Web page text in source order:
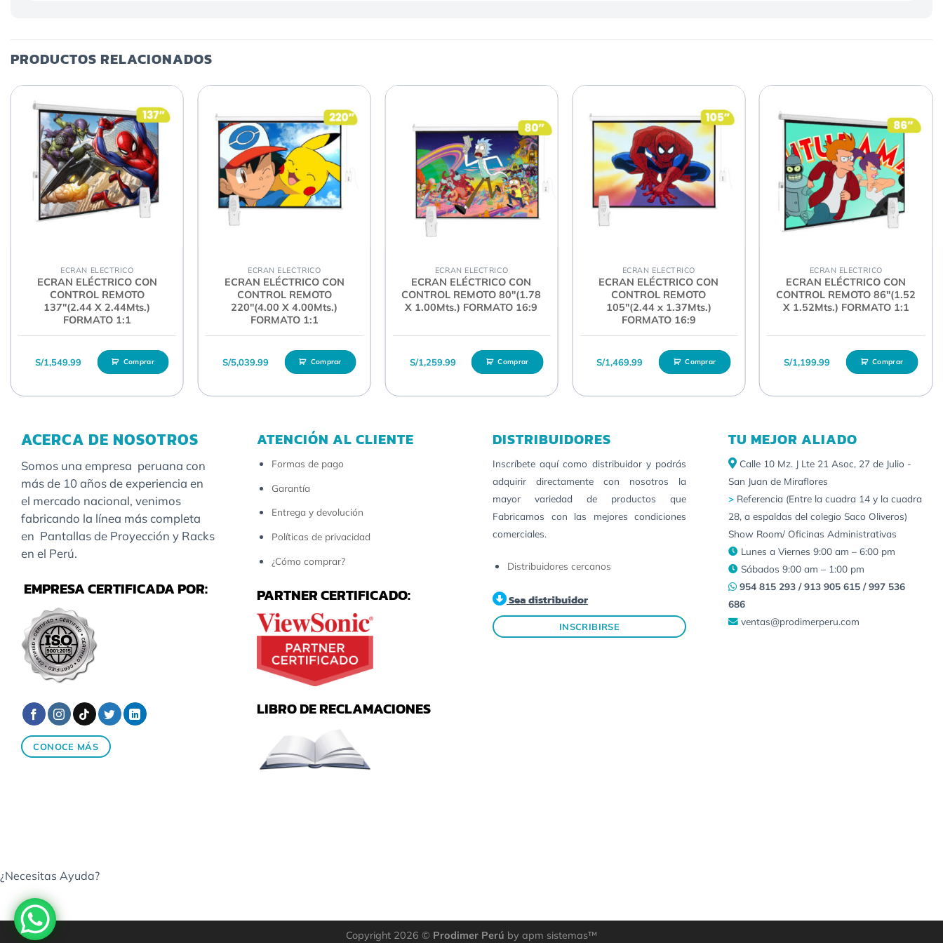
PRODUCTOS RELACIONADOS
ECRAN ELECTRICO
ECRAN ELÉCTRICO CON
CONTROL REMOTO
137″(2.44 X 2.44Mts.)
FORMATO 1:1
S/1,549.99 Comprar
ECRAN ELECTRICO
ECRAN ELÉCTRICO CON
CONTROL REMOTO
220″(4.00 X 4.00Mts.)
FORMATO 1:1
S/5,039.99 Comprar
ECRAN ELECTRICO
ECRAN ELÉCTRICO CON
CONTROL REMOTO 80″(1.78
X 1.00Mts.) FORMATO 16:9
S/1,259.99 Comprar
ECRAN ELECTRICO
ECRAN ELÉCTRICO CON
CONTROL REMOTO
105″(2.44 x 1.37Mts.)
FORMATO 16:9
S/1,469.99 Comprar
ECRAN ELECTRICO
ECRAN ELÉCTRICO CON
CONTROL REMOTO 86″(1.52
X 1.52Mts.) FORMATO 1:1
S/1,199.99 Comprar
ACERCA DE NOSOTROS
Somos una empresa peruana con
más de 10 años de experiencia en
el mercado nacional, venimos
fabricando la línea más completa
en Pantallas de Proyección y Racks
en el Perú.
EMPRESA CERTIFICADA POR:
CONOCE MÁS
ATENCIÓN AL CLIENTE
Formas de pago
Garantía
Entrega y devolución
Políticas de privacidad
¿Cómo comprar?
PARTNER CERTIFICADO:
LIBRO DE RECLAMACIONES
DISTRIBUIDORES
Inscríbete aquí como distribuidor y podrás
adquirir directamente con nosotros la
mayor variedad de productos que
Fabricamos con las mejores condiciones
comerciales.
Distribuidores cercanos
Sea distribuidor
INSCRIBIRSE
TU MEJOR ALIADO
Calle 10 Mz. J Lte 21 Asoc, 27 de Julio -
San Juan de Miraflores
> Referencia (Entre la cuadra 14 y la cuadra
28, a espaldas del colegio Saco Oliveros)
Show Room/ Oficinas Administrativas
Lunes a Viernes 9:00 am – 6:00 pm
Sábados 9:00 am – 1:00 pm
954 815 293 / 913 905 615 / 997 536
686
ventas@prodimerperu.com
¿Necesitas Ayuda?
Copyright 2026 © Prodimer Perú by apm sistemas™